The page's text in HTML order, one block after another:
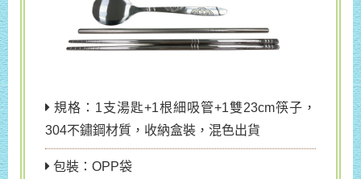
規格：1支湯匙+1根細吸管+1雙23cm筷子，
304不鏽鋼材質，收納盒裝，混色出貨
包裝：OPP袋